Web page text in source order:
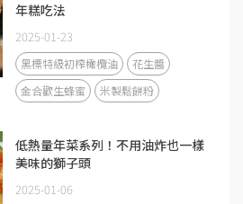
年糕吃法
2025-01-23
黑標特級初榨橄欖油
花生醬
金合歡生蜂蜜
米製鬆餅粉
低熱量年菜系列！不用油炸也一樣
美味的獅子頭
2025-01-06